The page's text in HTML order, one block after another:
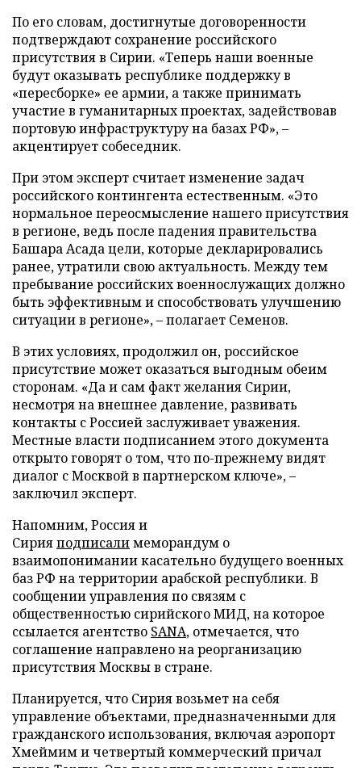
По его словам, достигнутые договоренности
подтверждают сохранение российского
присутствия в Сирии. «Теперь наши военные
будут оказывать республике поддержку в
«пересборке» ее армии, а также принимать
участие в гуманитарных проектах, задействовав
портовую инфраструктуру на базах РФ», –
акцентирует собеседник.
При этом эксперт считает изменение задач
российского контингента естественным. «Это
нормальное переосмысление нашего присутствия
в регионе, ведь после падения правительства
Башара Асада цели, которые декларировались
ранее, утратили свою актуальность. Между тем
пребывание российских военнослужащих должно
быть эффективным и способствовать улучшению
ситуации в регионе», – полагает Семенов.
В этих условиях, продолжил он, российское
присутствие может оказаться выгодным обеим
сторонам. «Да и сам факт желания Сирии,
несмотря на внешнее давление, развивать
контакты с Россией заслуживает уважения.
Местные власти подписанием этого документа
открыто говорят о том, что по-прежнему видят
диалог с Москвой в партнерском ключе», –
заключил эксперт.
Напомним, Россия и
Сирияподписалимеморандум о
взаимопонимании касательно будущего военных
баз РФ на территории арабской республики. В
сообщении управления по связям с
общественностью сирийского МИД, на которое
ссылается агентство SANA, отмечается, что
соглашение направлено на реорганизацию
присутствия Москвы в стране.
Планируется, что Сирия возьмет на себя
управление объектами, предназначенными для
гражданского использования, включая аэропорт
Хмеймим и четвертый коммерческий причал